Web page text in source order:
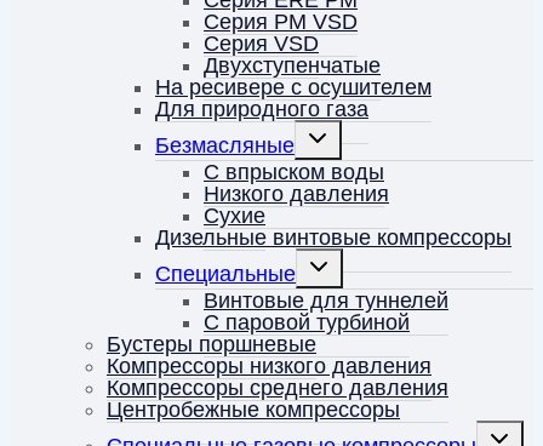
Серия PM VSD
Серия VSD
Двухступенчатые
На ресивере с осушителем
Для природного газа
Безмасляные
Переключить
дочернее
меню
С впрыском воды
Низкого давления
Сухие
Дизельные винтовые компрессоры
Специальные
Переключить
дочернее
меню
Винтовые для туннелей
С паровой турбиной
Бустеры поршневые
Компрессоры низкого давления
Компрессоры среднего давления
Центробежные компрессоры